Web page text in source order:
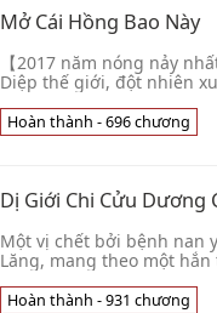
Mở Cái Hồng Bao Này
【2017 năm nóng nảy
Diệp thế giới, đột nhiên
mới có 👦 Ngô Đồng Hỏa
Hoàn thành - 696 chương
Dị Giới Chi Cửu Dương
Một vị chết bởi bệnh nan
Lăng, mang theo một
Cửu Dương 👦 La Thần
Hoàn thành - 931 chương